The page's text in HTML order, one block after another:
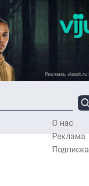
О нас
Реклама
Подписка